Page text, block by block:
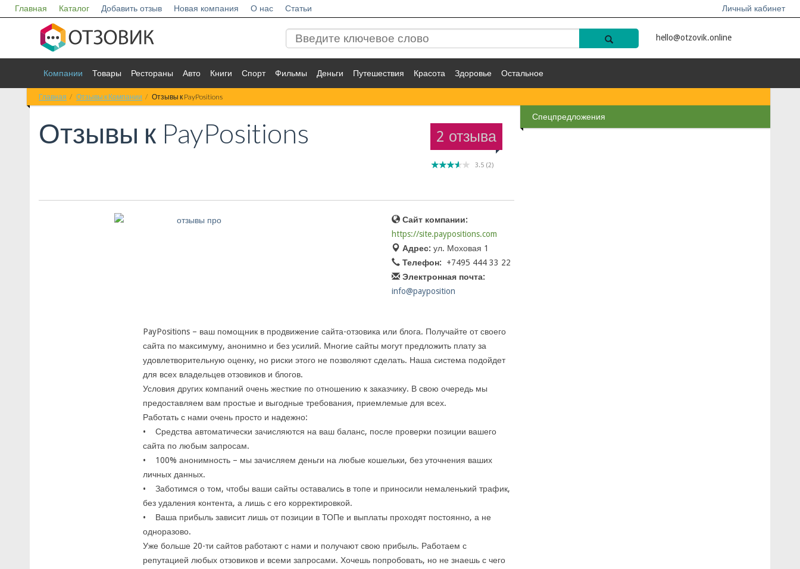
Главная Каталог Добавить отзыв Новая компания О нас Статьи Личный кабинет
hello@otzovik.online
Компании Товары Рестораны Авто Книги Спорт Фильмы Деньги Путешествия Красота Здоровье Остальное
Главная Отзывы к Компании Отзывы к PayPositions
2 отзыва
3.5 (2)
Отзывы к PayPositions
Сайт компании:
https://site.paypositions.com
Адрес: ул. Моховая 1
Телефон:
+7495 444 33 22
Электронная почта:
info@payposition
PayPositions – ваш помощник в продвижение сайта-отзовика или блога. Получайте от своего
сайта по максимуму, анонимно и без усилий. Многие сайты могут предложить плату за
удовлетворительную оценку, но риски этого не позволяют сделать. Наша система подойдет
для всех владельцев отзовиков и блогов.
Условия других компаний очень жесткие по отношению к заказчику. В свою очередь мы
предоставляем вам простые и выгодные требования, приемлемые для всех.
Работать с нами очень просто и надежно:
• Средства автоматически зачисляются на ваш баланс, после проверки позиции вашего
сайта по любым запросам.
• 100% анонимность – мы зачисляем деньги на любые кошельки, без уточнения ваших
личных данных.
• Заботимся о том, чтобы ваши сайты оставались в топе и приносили немаленький трафик,
без удаления контента, а лишь с его корректировкой.
• Ваша прибыль зависит лишь от позиции в ТОПе и выплаты проходят постоянно, а не
одноразово.
Уже больше 20-ти сайтов работают с нами и получают свою прибыль. Работаем с
репутацией любых отзовиков и всеми запросами. Хочешь попробовать, но не знаешь с чего
Спецпредложения